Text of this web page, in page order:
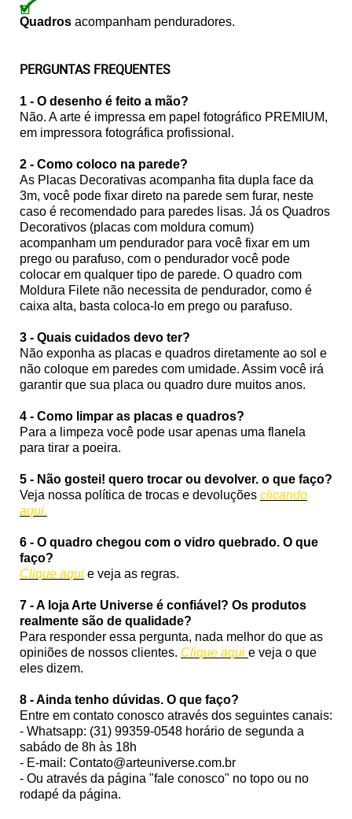
Quadros acompanham penduradores.
PERGUNTAS FREQUENTES
1 - O desenho é feito a mão?
Não. A arte é impressa em papel fotográfico PREMIUM,
em impressora fotográfica profissional.
2 - Como coloco na parede?
As Placas Decorativas acompanha fita dupla face da
3m, você pode fixar direto na parede sem furar, neste
caso é recomendado para paredes lisas. Já os Quadros
Decorativos (placas com moldura comum)
acompanham um pendurador para você fixar em um
prego ou parafuso, com o pendurador você pode
colocar em qualquer tipo de parede. O quadro com
Moldura Filete não necessita de pendurador, como é
caixa alta, basta coloca-lo em prego ou parafuso.
3 - Quais cuidados devo ter?
Não exponha as placas e quadros diretamente ao sol e
não coloque em paredes com umidade. Assim você irá
garantir que sua placa ou quadro dure muitos anos.
4 - Como limpar as placas e quadros?
Para a limpeza você pode usar apenas uma flanela
para tirar a poeira.
5 - Não gostei! quero trocar ou devolver. o que faço?
Veja nossa política de trocas e devoluções clicando
aqui.
6 - O quadro chegou com o vidro quebrado. O que
faço?
Clique aqui e veja as regras.
7 - A loja Arte Universe é confiável? Os produtos
realmente são de qualidade?
Para responder essa pergunta, nada melhor do que as
opiniões de nossos clientes. Clique aqui e veja o que
eles dizem.
8 - Ainda tenho dúvidas. O que faço?
Entre em contato conosco através dos seguintes canais:
- Whatsapp: (31) 99359-0548 horário de segunda a
sabádo de 8h às 18h
- E-mail: Contato@arteuniverse.com.br
- Ou através da página "fale conosco" no topo ou no
rodapé da página.